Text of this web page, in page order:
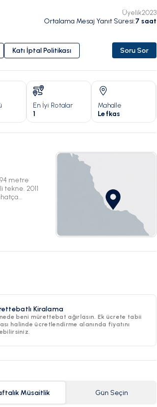
Üyelik2023
Ortalama Mesaj Yanıt Süresi:7 saat
Katı İptal Politikası Soru Sor
En İyi Rotalar
1
Mahalle
Lefkas
metre
tekne. 2011
hem de
Kiralama
beni mürettebat ağırlasın. Ek ücrete tabii
halinde ücretlendirme alanında fiyatını
Müsaitlik Gün Seçin